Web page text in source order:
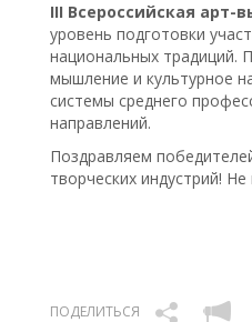
III Всероссийская
уровень подготовки
национальных традиций.
мышление и культурное
системы среднего
направлений.
Поздравляем
творческих индустрий!
ПОДЕЛИТЬСЯ